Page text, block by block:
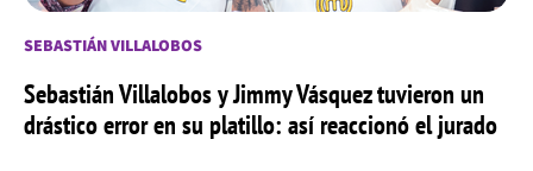
SEBASTIÁN VILLALOBOS
Sebastián Villalobos y Jimmy Vásquez tuvieron un
drástico error en su platillo: así reaccionó el jurado